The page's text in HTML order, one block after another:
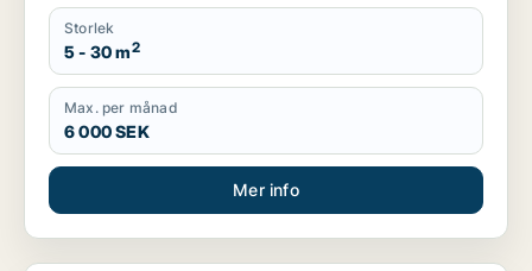
Storlek
5 - 30 m2
Max. per månad
6 000 SEK
Mer info